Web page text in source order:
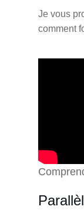
Je vous
comment